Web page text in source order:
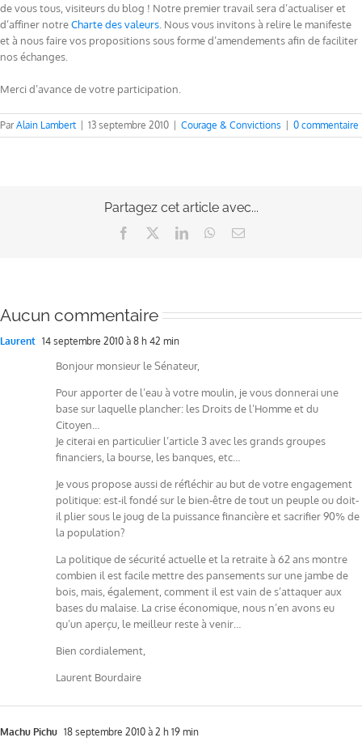
de vous tous, visiteurs du blog ! Notre premier travail sera d’actualiser et
d’affiner notreCharte des valeurs . Nous vous invitons à relire le manifeste
et à nous faire vos propositions sous forme d’amendements afin de faciliter
nos échanges.
Merci d’avance de votre participation.
ParAlain Lambert 13 septembre 2010 Courage & Convictions 0 commentaire
Partagez cet article avec...
Facebook LinkedInWhatsApp
Email
Aucun commentaire
Laurent 14 septembre 2010 à 8 h 42 min
Bonjour monsieur le Sénateur,
Pour apporter de l’eau à votre moulin, je vous donnerai une
base sur laquelle plancher: les Droits de l’Homme et du
Citoyen…
Je citerai en particulier l’article 3 avec les grands groupes
financiers, la bourse, les banques, etc…
Je vous propose aussi de réfléchir au but de votre engagement
politique: est-il fondé sur le bien-être de tout un peuple ou doit-
il plier sous le joug de la puissance financière et sacrifier 90% de
la population?
La politique de sécurité actuelle et la retraite à 62 ans montre
combien il est facile mettre des pansements sur une jambe de
bois, mais, également, comment il est vain de s’attaquer aux
bases du malaise. La crise économique, nous n’en avons eu
qu’un aperçu, le meilleur reste à venir…
Bien cordialement,
Laurent Bourdaire
Machu Pichu 18 septembre 2010 à 2 h 19 min